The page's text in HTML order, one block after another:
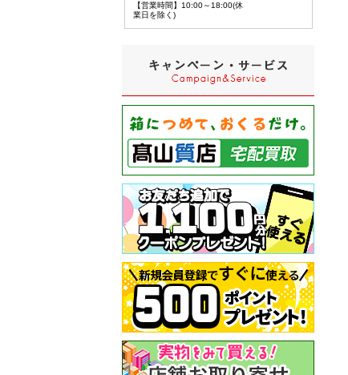
【営業時間】10:00～18:00(休
業日を除く)